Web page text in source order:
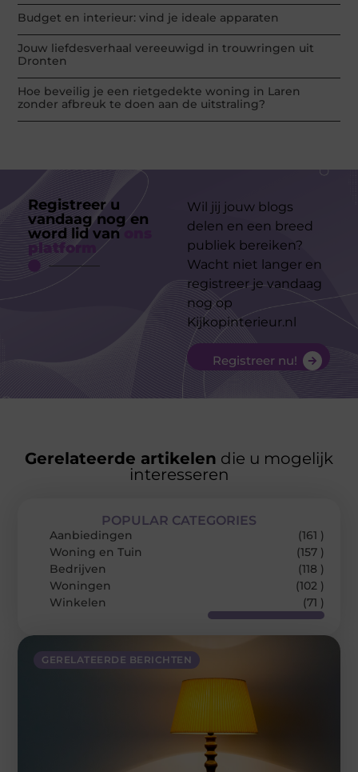
Budget en interieur: vind je ideale apparaten
Jouw liefdesverhaal vereeuwigd in trouwringen uit
Dronten
Hoe beveilig je een rietgedekte woning in Laren
zonder afbreuk te doen aan de uitstraling?
Registreer u
vandaag nog en
word lid van
platform
Wil jij jouw blogs
delen en een breed
publiek bereiken?
Wacht niet langer en
registreer je vandaag
nog op
Kijkopinterieur.nl
Registreer nu!
Gerelateerde artikelen die u mogelijk
interesseren
GERELATEERDE BERICHTEN
POPULAR CATEGORIES
Aanbiedingen
(161 )
Woning en Tuin
(157 )
Bedrijven
(118 )
Woningen
(102 )
Winkelen
(71 )